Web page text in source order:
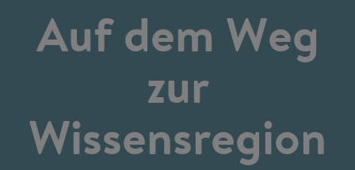
Auf dem Weg
zur
Wissensregion